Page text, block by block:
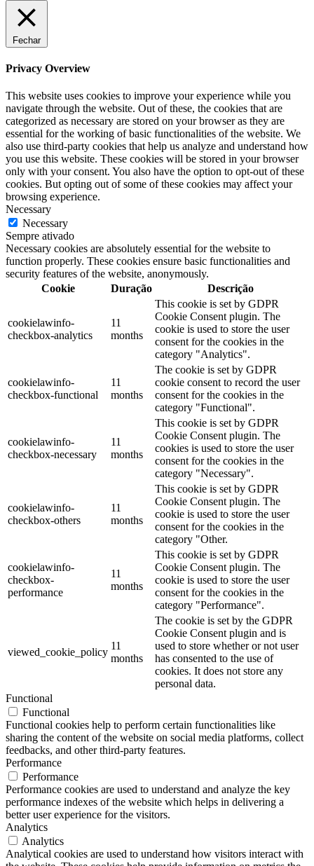
Fechar
Privacy Overview
This website uses cookies to improve your experience while you
navigate through the website. Out of these, the cookies that are
categorized as necessary are stored on your browser as they are
essential for the working of basic functionalities of the website. We
also use third-party cookies that help us analyze and understand how
you use this website. These cookies will be stored in your browser
only with your consent. You also have the option to opt-out of these
cookies. But opting out of some of these cookies may affect your
browsing experience.
Necessary
Necessary
Sempre ativado
Necessary cookies are absolutely essential for the website to
function properly. These cookies ensure basic functionalities and
security features of the website, anonymously.
Cookie
Duração Descrição
cookielawinfo-
checkbox-analytics
11
months
This cookie is set by GDPR
Cookie Consent plugin. The
cookie is used to store the user
consent for the cookies in the
category "Analytics".
cookielawinfo-
checkbox-functional
11
months
The cookie is set by GDPR
cookie consent to record the user
consent for the cookies in the
category "Functional".
cookielawinfo-
checkbox-necessary
11
months
This cookie is set by GDPR
Cookie Consent plugin. The
cookies is used to store the user
consent for the cookies in the
category "Necessary".
cookielawinfo-
checkbox-others
11
months
This cookie is set by GDPR
Cookie Consent plugin. The
cookie is used to store the user
consent for the cookies in the
category "Other.
cookielawinfo-
checkbox-
performance
11
months
This cookie is set by GDPR
Cookie Consent plugin. The
cookie is used to store the user
consent for the cookies in the
category "Performance".
viewed_cookie_policy
11
months
The cookie is set by the GDPR
Cookie Consent plugin and is
used to store whether or not user
has consented to the use of
cookies. It does not store any
personal data.
Functional
Functional
Functional cookies help to perform certain functionalities like
sharing the content of the website on social media platforms, collect
feedbacks, and other third-party features.
Performance
Performance
Performance cookies are used to understand and analyze the key
performance indexes of the website which helps in delivering a
better user experience for the visitors.
Analytics
Analytics
Analytical cookies are used to understand how visitors interact with